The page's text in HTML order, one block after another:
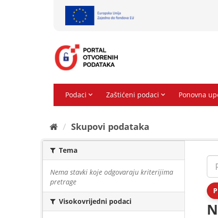
Skupovi podаtаkа
Tema
Nema stavki koje odgovaraju kriterijima
pretrage
Visokovrijedni podaci